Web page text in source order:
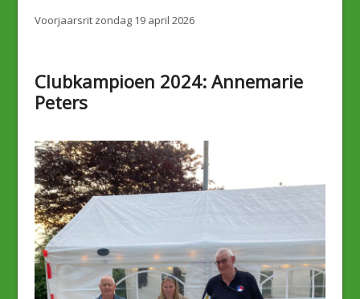
Voorjaarsrit zondag 19 april 2026
Clubkampioen 2024: Annemarie
Peters